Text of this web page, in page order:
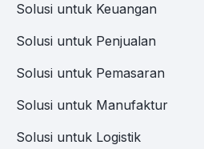
Solusi untuk Keuangan
Solusi untuk Penjualan
Solusi untuk Pemasaran
Solusi untuk Manufaktur
Solusi untuk Logistik